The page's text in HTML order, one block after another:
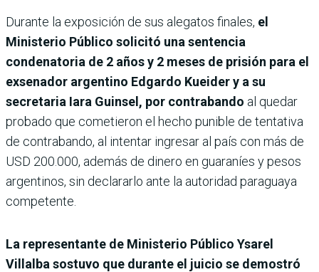
Durante la exposición de sus alegatos finales, el
Ministerio Público solicitó una sentencia
condenatoria de 2 años y 2 meses de prisión para el
exsenador argentino Edgardo Kueider y a su
secretaria Iara Guinsel, por contrabando al quedar
probado que cometieron el hecho punible de tentativa
de contrabando, al intentar ingresar al país con más de
USD 200.000, además de dinero en guaraníes y pesos
argentinos, sin declararlo ante la autoridad paraguaya
competente.
La representante de Ministerio Público Ysarel
Villalba sostuvo que durante el juicio se demostró